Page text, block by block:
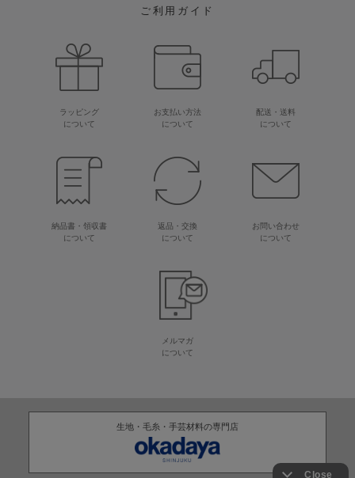
ご利用ガイド
ラッピング
について
お支払い方法
について
配送・送料
について
納品書・領収書
について
返品・交換
について
お問い合わせ
について
メルマガ
について
生地・毛糸・手芸材料の専門店